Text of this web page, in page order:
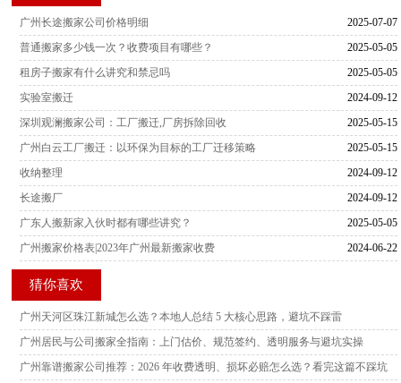
2025-07-07
广州长途搬家公司价格明细
2025-05-05
普通搬家多少钱一次？收费项目有哪些？
2025-05-05
租房子搬家有什么讲究和禁忌吗
2024-09-12
实验室搬迁
2025-05-15
深圳观澜搬家公司：工厂搬迁,厂房拆除回收
2025-05-15
广州白云工厂搬迁：以环保为目标的工厂迁移策略
2024-09-12
收纳整理
2024-09-12
长途搬厂
2025-05-05
广东人搬新家入伙时都有哪些讲究？
2024-06-22
广州搬家价格表|2023年广州最新搬家收费
猜你喜欢
广州天河区珠江新城怎么选？本地人总结 5 大核心思路，避坑不踩雷
广州居民与公司搬家全指南：上门估价、规范签约、透明服务与避坑实操
广州靠谱搬家公司推荐：2026 年收费透明、损坏必赔怎么选？看完这篇不踩坑